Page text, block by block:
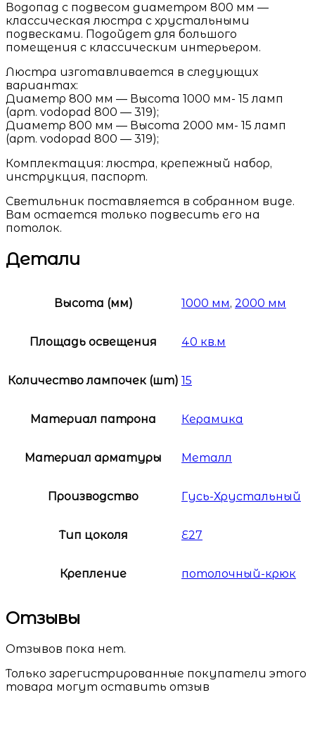
Водопад с подвесом диаметром 800 мм —
классическая люстра с хрустальными
подвесками. Подойдет для большого
помещения с классическим интерьером.
Люстра изготавливается в следующих
вариантах:
Диаметр 800 мм — Высота 1000 мм- 15 ламп
(арт. vodopad 800 — 319);
Диаметр 800 мм — Высота 2000 мм- 15 ламп
(арт. vodopad 800 — 319);
Комплектация: люстра, крепежный набор,
инструкция, паспорт.
Светильник поставляется в собранном виде.
Вам остается только подвесить его на
потолок.
Детали
Высота (мм) 1000 мм, 2000 мм
Площадь освещения 40 кв.м
Количество лампочек (шт) 15
Материал патрона Керамика
Материал арматуры Металл
Производство Гусь-Хрустальный
Тип цоколя Е27
Крепление потолочный-крюк
Отзывы
Отзывов пока нет.
Только зарегистрированные покупатели этого
товара могут оставить отзыв